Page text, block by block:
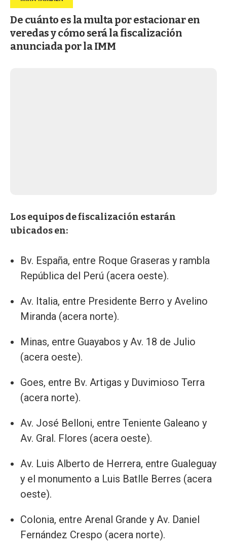
De cuánto es la multa por estacionar en
veredas y cómo será la fiscalización
anunciada por la IMM
Los equipos de fiscalización estarán
ubicados en:
Bv. España, entre Roque Graseras y rambla
República del Perú (acera oeste).
Av. Italia, entre Presidente Berro y Avelino
Miranda (acera norte).
Minas, entre Guayabos y Av. 18 de Julio
(acera oeste).
Goes, entre Bv. Artigas y Duvimioso Terra
(acera norte).
Av. José Belloni, entre Teniente Galeano y
Av. Gral. Flores (acera oeste).
Av. Luis Alberto de Herrera, entre Gualeguay
y el monumento a Luis Batlle Berres (acera
oeste).
Colonia, entre Arenal Grande y Av. Daniel
Fernández Crespo (acera norte).